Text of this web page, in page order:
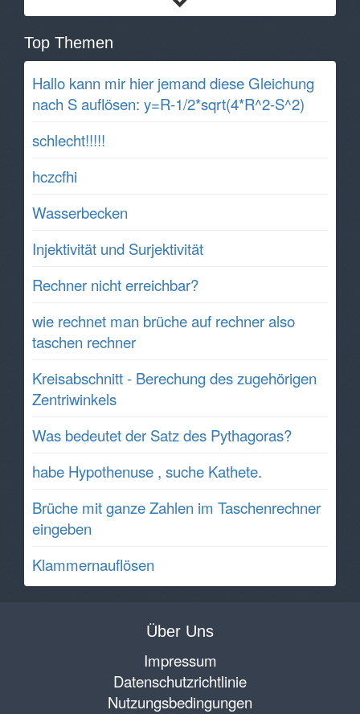
Top Themen
Hallo kann mir hier jemand diese Gleichung
nach S auflösen: y=R-1/2*sqrt(4*R^2-S^2)
schlecht!!!!!
hczcfhi
Wasserbecken
Injektivität und Surjektivität
Rechner nicht erreichbar?
wie rechnet man brüche auf rechner also
taschen rechner
Kreisabschnitt - Berechung des zugehörigen
Zentriwinkels
Was bedeutet der Satz des Pythagoras?
habe Hypothenuse , suche Kathete.
Brüche mit ganze Zahlen im Taschenrechner
eingeben
Klammernauflösen
Über Uns
Impressum
Datenschutzrichtlinie
Nutzungsbedingungen